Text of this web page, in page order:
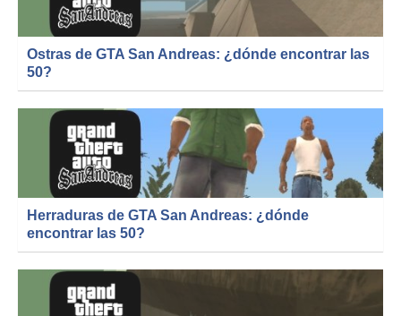
Ostras de GTA San Andreas: ¿dónde encontrar las
50?
Herraduras de GTA San Andreas: ¿dónde
encontrar las 50?